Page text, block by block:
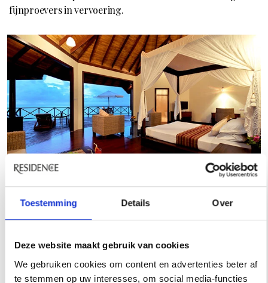
Toestemming Details Over
Deze website maakt gebruik van cookies
We gebruiken cookies om content en advertenties beter af
te stemmen op uw interesses, om social media-functies
fijnproevers in vervoering.
Turkse Rivièra
kilometer van de luchthaven van Antalya, ligt Club Nobilis.